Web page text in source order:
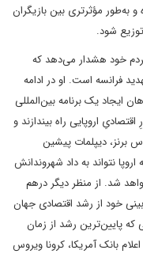
به‌طور مؤثرتری بین بازیگران
شود.
خود هشدار می‌دهد که
فرانسه است. او در ادامه
ایجاد یک برنامه بین‌المللی
اروپایی راه بیندازند و
برنز، دیپلمات پیشین
نتواند به داد شهروندانش
شد. از منظر دیگر درهم
خود از رشد اقتصادی جهان
سطحی که پایین‌ترین رشد از زمان
بانک آمریکا، کرونا ویروس